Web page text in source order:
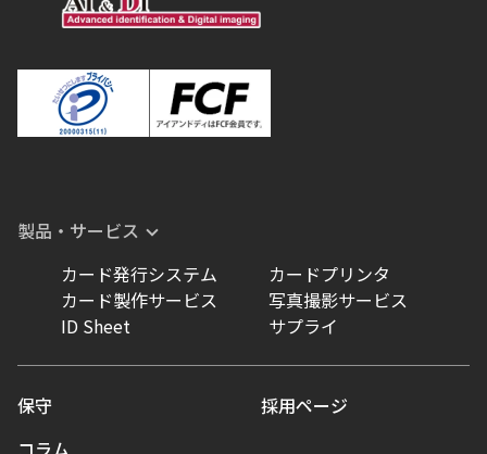
製品・サービス
カード発行システム
カードプリンタ
カード製作サービス
写真撮影サービス
ID Sheet
サプライ
保守
コラム
採用ページ